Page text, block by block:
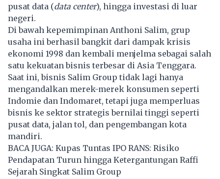
pusat data (data center), hingga investasi di luar
negeri.
Di bawah kepemimpinan Anthoni Salim, grup
usaha ini berhasil bangkit dari dampak krisis
ekonomi 1998 dan kembali menjelma sebagai salah
satu kekuatan bisnis terbesar di Asia Tenggara.
Saat ini, bisnis Salim Group tidak lagi hanya
mengandalkan merek-merek konsumen seperti
Indomie dan Indomaret, tetapi juga memperluas
bisnis ke sektor strategis bernilai tinggi seperti
pusat data, jalan tol, dan pengembangan kota
mandiri.
BACA JUGA: Kupas Tuntas IPO RANS: Risiko
Pendapatan Turun hingga Ketergantungan Raffi
Sejarah Singkat Salim Group